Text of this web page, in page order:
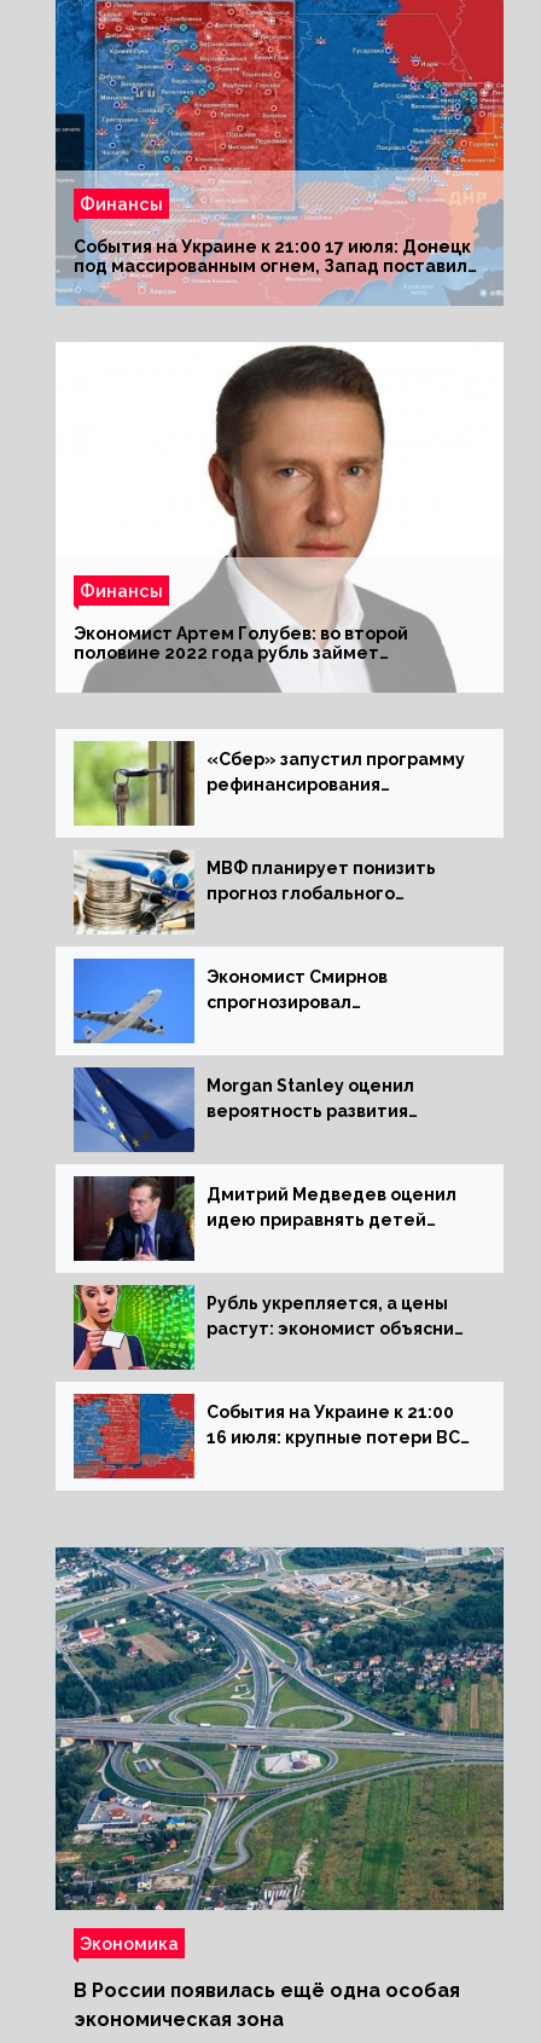
Финансы
События на Украине к 21:00 17 июля: Донецк
под массированным огнем, Запад поставил
Киеву ультиматум
Финансы
Экономист Артем Голубев: во второй
половине 2022 года рубль займет
комфортный курс
«Сбер» запустил программу
рефинансирования
МВФ планирует понизить
прогноз глобального
следующем отчете
Экономист Смирнов
спрогнозировал
России
Morgan Stanley оценил
вероятность развития
Дмитрий Медведев оценил
идею приравнять детей
Рубль укрепляется, а цены
растут: экономист объяснил
на рынок РФ
События на Украине к 21:00
16 июля: крупные потери ВСУ
обстреливает Донбасс из
Экономика
В России появилась ещё одна особая
экономическая зона